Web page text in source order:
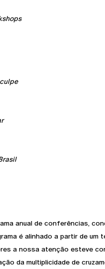
anual de conferências,
é alinhado a partir de um
a nossa atenção esteve
da multiplicidade de